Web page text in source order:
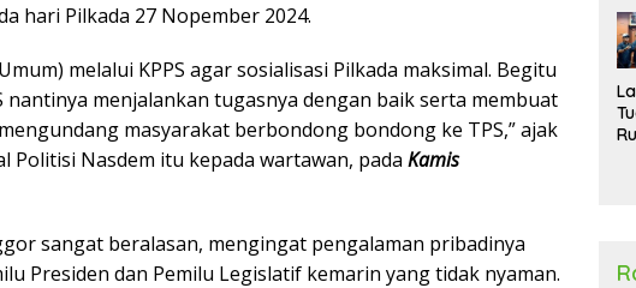
hari Pilkada 27 Nopember 2024.
melalui KPPS agar sosialisasi Pilkada maksimal. Begitu
nantinya menjalankan tugasnya dengan baik serta membuat
masyarakat berbondong bondong ke TPS,” ajak
Politisi Nasdem itu kepada wartawan, pada Kamis
sangat beralasan, mengingat pengalaman pribadinya
Presiden dan Pemilu Legislatif kemarin yang tidak nyaman.